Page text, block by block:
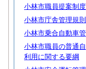
小林市職員提案制
小林市庁舎管理規則
小林市乗合自動車
小林市職員の普通
利用に関する要綱